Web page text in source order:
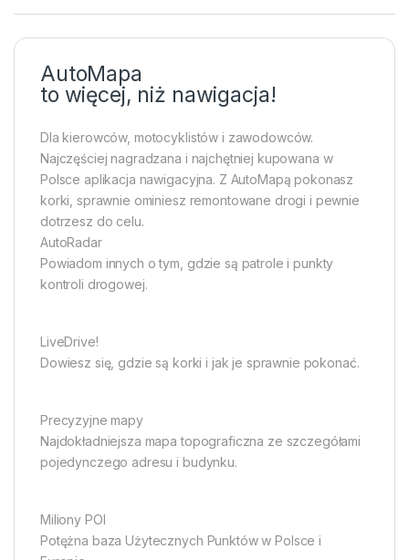
AutoMapa
to więcej, niż nawigacja!
Dla kierowców, motocyklistów i zawodowców.
Najczęściej nagradzana i najchętniej kupowana w
Polsce aplikacja nawigacyjna. Z AutoMapą pokonasz
korki, sprawnie ominiesz remontowane drogi i pewnie
dotrzesz do celu.
AutoRadar
Powiadom innych o tym, gdzie są patrole i punkty
kontroli drogowej.
LiveDrive!
Dowiesz się, gdzie są korki i jak je sprawnie pokonać.
Precyzyjne mapy
Najdokładniejsza mapa topograficzna ze szczegółami
pojedynczego adresu i budynku.
Miliony POI
Potężna baza Użytecznych Punktów w Polsce i